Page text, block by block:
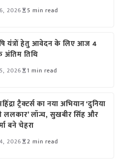
2026 5 min read
यंत्रों हेतु आवेदन के लिए आज 4
तिथि
2026 1 min read
ट्रैक्टर्स का नया अभियान ‘दुनिया
ललकार’ लॉन्च, सुखबीर सिंह और
बने चेहरा
2026 2 min read